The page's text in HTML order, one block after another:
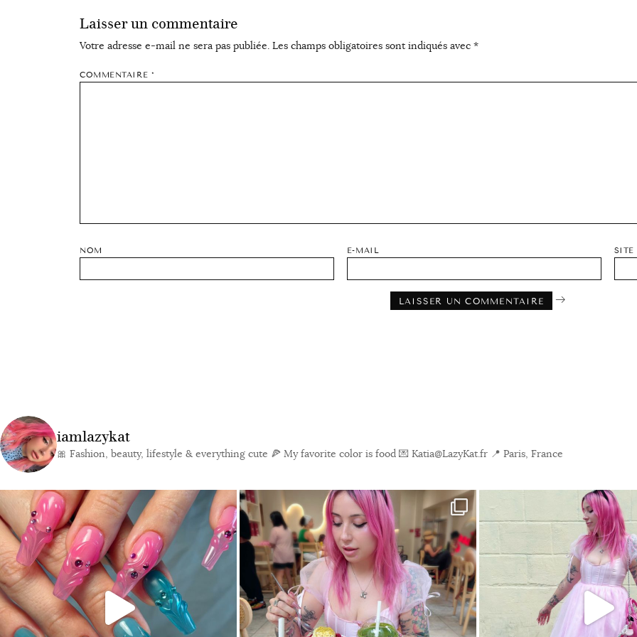
Laisser un commentaire
Votre adresse e-mail ne sera pas publiée. Les champs obligatoires sont indiqués avec *
COMMENTAIRE *
NOM E-MAIL SITE
iamlazykat
🎀 Fashion, beauty, lifestyle & everything cute 🍕 My favorite color is food 💌 Katia@LazyKat.fr 📍 Paris, France